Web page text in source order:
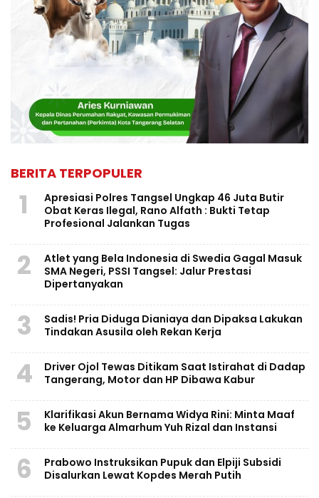
BERITA TERPOPULER
1
Apresiasi Polres Tangsel Ungkap 46 Juta Butir
Obat Keras Ilegal, Rano Alfath : Bukti Tetap
Profesional Jalankan Tugas
2
Atlet yang Bela Indonesia di Swedia Gagal Masuk
SMA Negeri, PSSI Tangsel: Jalur Prestasi
Dipertanyakan
3
Sadis! Pria Diduga Dianiaya dan Dipaksa Lakukan
Tindakan Asusila oleh Rekan Kerja
4
Driver Ojol Tewas Ditikam Saat Istirahat di Dadap
Tangerang, Motor dan HP Dibawa Kabur
5
Klarifikasi Akun Bernama Widya Rini: Minta Maaf
ke Keluarga Almarhum Yuh Rizal dan Instansi
6
Prabowo Instruksikan Pupuk dan Elpiji Subsidi
Disalurkan Lewat Kopdes Merah Putih